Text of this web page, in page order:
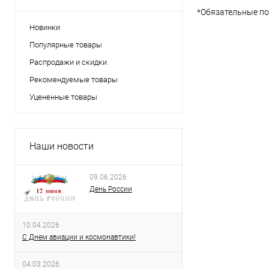
Новинки
Популярные товары
Распродажи и скидки
Рекомендуемые товары
Уцененные товары
Наши новости
09.06.2026
День России
10.04.2026
С Днем авиации и космонавтики!
04.03.2026
*Обязательные